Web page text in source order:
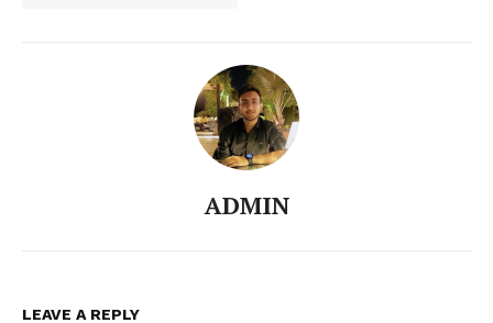
ADMIN
LEAVE A REPLY